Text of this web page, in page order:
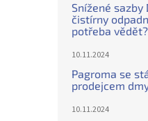
Snížené sazby
čistírny
potřeba vědět?
10.11.2024
Pagroma se
prodejcem
10.11.2024